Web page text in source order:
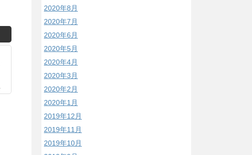
2020年8月
2020年7月
2020年6月
2020年5月
2020年4月
2020年3月
2020年2月
2020年1月
2019年12月
2019年11月
2019年10月